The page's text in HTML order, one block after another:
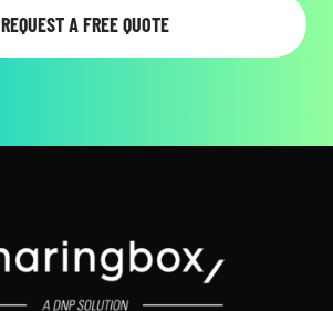
REQUEST A FREE QUOTE